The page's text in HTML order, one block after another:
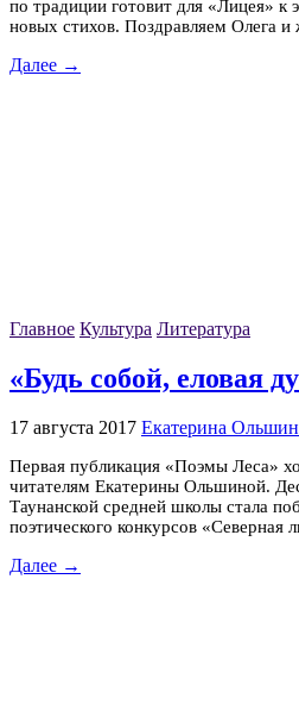
по традиции готовит для «Лицея» к
новых стихов. Поздравляем Олега
Далее →
Главное Культура Литература
«Будь собой, еловая
17 августа 2017 Екатерина
Первая публикация «Поэмы Леса»
читателям Екатерины Ольшиной.
Таунанской средней школы стала
поэтического конкурсов
Далее →